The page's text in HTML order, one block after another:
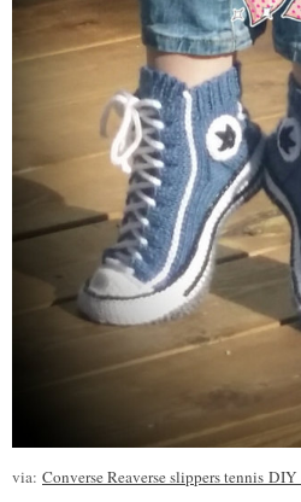
via: Converse Reaverse slippers tennis DIY